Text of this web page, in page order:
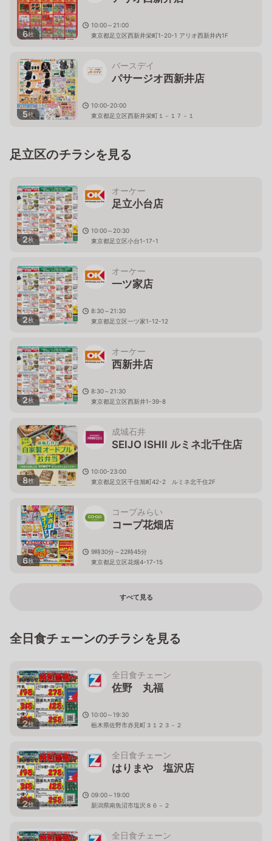
6枚
10:00～21:00
東京都足立区西新井栄町1-20-1 アリオ西新井内1F
5枚
バースデイ
パサージオ西新井店
10:00-20:00
東京都足立区西新井栄町１－１７－１
足立区のチラシを見る
2枚
オーケー
足立小台店
10:00～20:30
東京都足立区小台1-17-1
2枚
オーケー
一ツ家店
8:30～21:30
東京都足立区一ツ家1-12-12
2枚
オーケー
西新井店
8:30～21:30
東京都足立区西新井1-39-8
8枚
成城石井
SEIJO ISHII ルミネ北千住店
10:00-23:00
東京都足立区千住旭町42-2 ルミネ北千住2F
6枚
コープみらい
コープ花畑店
9時30分～22時45分
東京都足立区花畑4-17-15
すべて見る
全日食チェーンのチラシを見る
2枚
全日食チェーン
佐野 丸福
10:00～19:30
栃木県佐野市赤見町３１２３－２
2枚
全日食チェーン
はりまや 塩沢店
09:00～19:00
新潟県南魚沼市塩沢８６－２
全日食チェーン